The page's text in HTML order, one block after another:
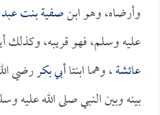
وأرضاه، وهو ابنصفية بنت
عليه وسلم، فهو قريبه،
عائشة، وهما ابنتاأبي بكررضي
بينه وبين النبي صلى الله